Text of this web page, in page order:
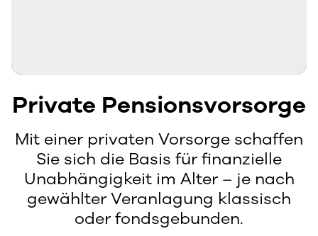
Private Pensionsvorsorge
Mit einer privaten Vorsorge schaffen
Sie sich die Basis für finanzielle
Unabhängigkeit im Alter – je nach
gewählter Veranlagung klassisch
oder fondsgebunden.